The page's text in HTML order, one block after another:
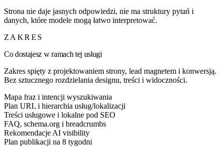
Strona nie daje jasnych odpowiedzi, nie ma struktury pytań i
danych, które modele mogą łatwo interpretować.
ZAKRES
Co dostajesz w ramach tej usługi
Zakres spięty z projektowaniem strony, lead magnetem i konwersją.
Bez sztucznego rozdzielania designu, treści i widoczności.
Mapa fraz i intencji wyszukiwania
Plan URL i hierarchia usług/lokalizacji
Treści usługowe i lokalne pod SEO
FAQ, schema.org i breadcrumbs
Rekomendacje AI visibility
Plan publikacji na 8 tygodni